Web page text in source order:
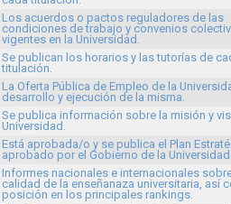
Los acuerdos o pactos reguladores de las
condiciones de trabajo y convenios
vigentes en la Universidad.
Se publican los horarios y las tutorías de
titulación.
La Oferta Pública de Empleo de la
desarrollo y ejecución de la misma.
Se publica información sobre la misión y
Universidad.
Está aprobada/o y se publica el Plan
aprobado por el Gobierno de la
Informes nacionales e internacionales
calidad de la enseñanaza universitaria, así
posición en los principales rankings.